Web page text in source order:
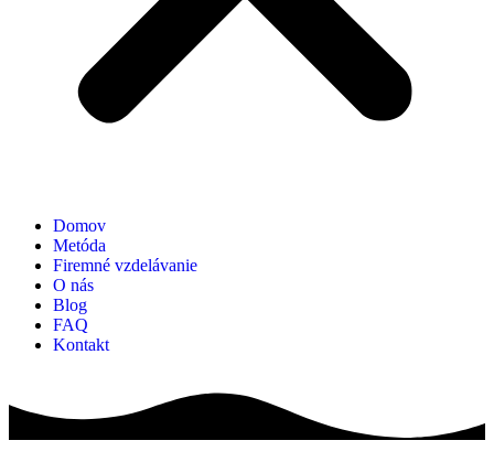
Domov
Metóda
Firemné vzdelávanie
O nás
Blog
FAQ
Kontakt